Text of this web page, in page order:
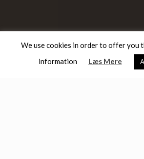
We use cookies in order to offer you
information
Læs Mere